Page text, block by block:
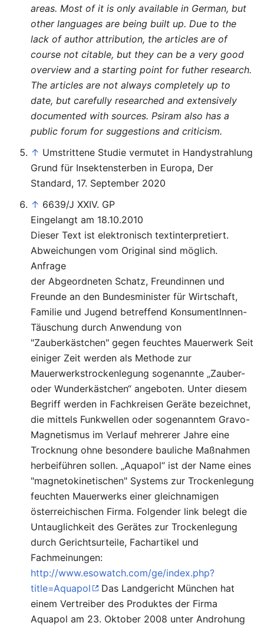
areas. Most of it is only available in German, but
other languages are being built up. Due to the
lack of author attribution, the articles are of
course not citable, but they can be a very good
overview and a starting point for futher research.
The articles are not always completely up to
date, but carefully researched and extensively
documented with sources. Psiram also has a
public forum for suggestions and criticism.
↑ Umstrittene Studie vermutet in Handystrahlung
Grund für Insektensterben in Europa, Der
Standard, 17. September 2020
↑ 6639/J XXIV. GP
Eingelangt am 18.10.2010
Dieser Text ist elektronisch textinterpretiert.
Abweichungen vom Original sind möglich.
Anfrage
der Abgeordneten Schatz, Freundinnen und
Freunde an den Bundesminister für Wirtschaft,
Familie und Jugend betreffend KonsumentInnen-
Täuschung durch Anwendung von
"Zauberkästchen" gegen feuchtes Mauerwerk Seit
einiger Zeit werden als Methode zur
Mauerwerkstrockenlegung sogenannte „Zauber-
oder Wunderkästchen“ angeboten. Unter diesem
Begriff werden in Fachkreisen Geräte bezeichnet,
die mittels Funkwellen oder sogenanntem Gravo-
Magnetismus im Verlauf mehrerer Jahre eine
Trocknung ohne besondere bauliche Maßnahmen
herbeiführen sollen. „Aquapol“ ist der Name eines
"magnetokinetischen" Systems zur Trockenlegung
feuchten Mauerwerks einer gleichnamigen
österreichischen Firma. Folgender link belegt die
Untauglichkeit des Gerätes zur Trockenlegung
durch Gerichtsurteile, Fachartikel und
Fachmeinungen:
http://www.esowatch.com/ge/index.php?
title=Aquapol
Das Landgericht München hat
einem Vertreiber des Produktes der Firma
Aquapol am 23. Oktober 2008 unter Androhung